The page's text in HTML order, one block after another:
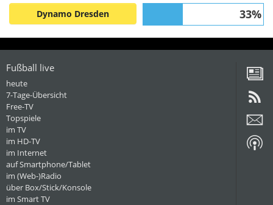
Dynamo Dresden 33%
Fußball live
heute
7-Tage-Übersicht
Free-TV
Topspiele
im TV
im HD-TV
im Internet
auf Smartphone/Tablet
im (Web-)Radio
über Box/Stick/Konsole
im Smart TV